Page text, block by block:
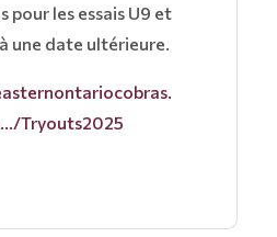
pour les essais U9 et
une date ultérieure.
Tryouts2025